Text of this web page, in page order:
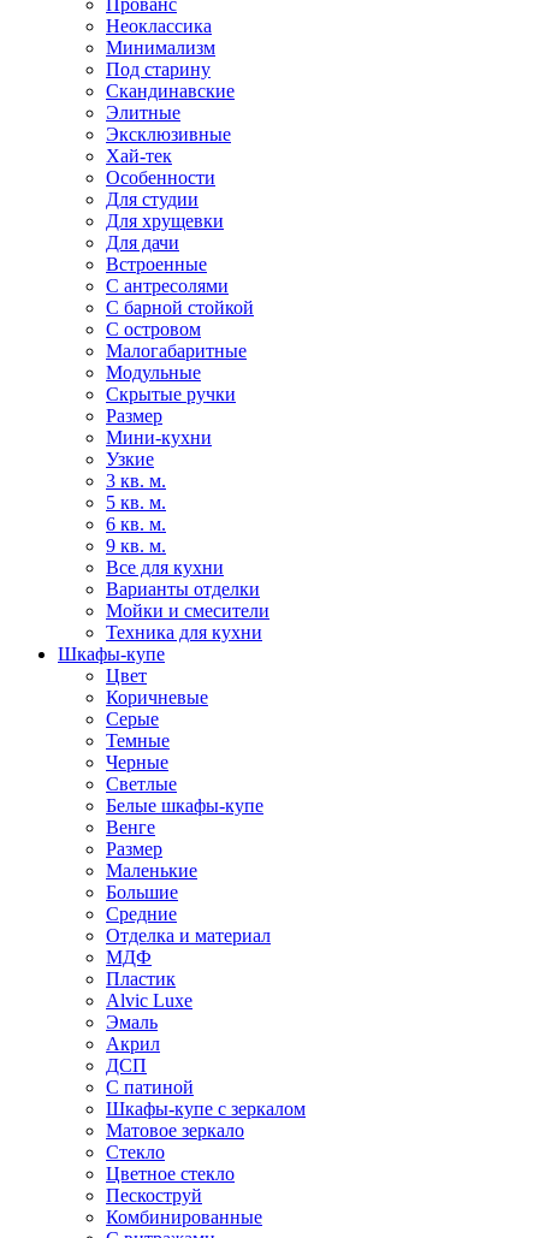
Прованс
Неоклассика
Минимализм
Под старину
Скандинавские
Элитные
Эксклюзивные
Хай-тек
Особенности
Для студии
Для хрущевки
Для дачи
Встроенные
С антресолями
С барной стойкой
С островом
Малогабаритные
Модульные
Скрытые ручки
Размер
Мини-кухни
Узкие
3 кв. м.
5 кв. м.
6 кв. м.
9 кв. м.
Все для кухни
Варианты отделки
Мойки и смесители
Техника для кухни
Шкафы-купе
Цвет
Коричневые
Серые
Темные
Черные
Светлые
Белые шкафы-купе
Венге
Размер
Маленькие
Большие
Средние
Отделка и материал
МДФ
Пластик
Alvic Luxe
Эмаль
Акрил
ДСП
С патиной
Шкафы-купе с зеркалом
Матовое зеркало
Стекло
Цветное стекло
Пескоструй
Комбинированные